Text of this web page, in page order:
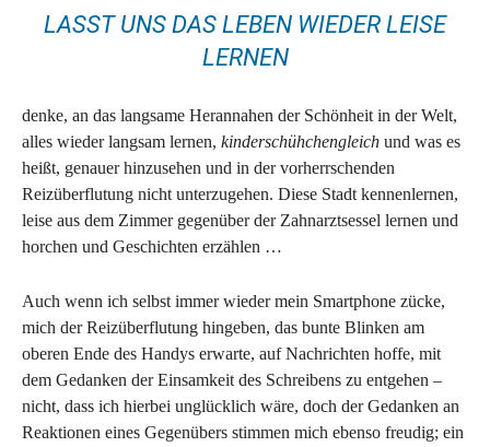
LASST UNS DAS LEBEN WIEDER LEISE
LERNEN
denke, an das langsame Herannahen der Schönheit in der Welt,
alles wieder langsam lernen, kinderschühchengleich und was es
heißt, genauer hinzusehen und in der vorherrschenden
Reizüberflutung nicht unterzugehen. Diese Stadt kennenlernen,
leise aus dem Zimmer gegenüber der Zahnarztsessel lernen und
horchen und Geschichten erzählen …
Auch wenn ich selbst immer wieder mein Smartphone zücke,
mich der Reizüberflutung hingeben, das bunte Blinken am
oberen Ende des Handys erwarte, auf Nachrichten hoffe, mit
dem Gedanken der Einsamkeit des Schreibens zu entgehen –
nicht, dass ich hierbei unglücklich wäre, doch der Gedanken an
Reaktionen eines Gegenübers stimmen mich ebenso freudig; ein